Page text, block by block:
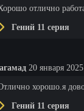
отлично
Гений 11 серия
20 января
хорошо.я
Гений 11 серия